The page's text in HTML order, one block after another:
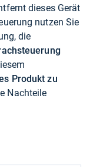
dieses Gerät
nutzen Sie
die
Produkt zu
Nachteile